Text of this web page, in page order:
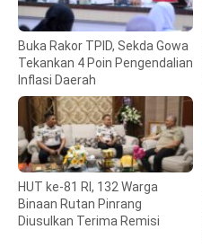
Buka Rakor TPID, Sekda Gowa
Tekankan 4 Poin Pengendalian
Inflasi Daerah
HUT ke-81 RI, 132 Warga
Binaan Rutan Pinrang
Diusulkan Terima Remisi